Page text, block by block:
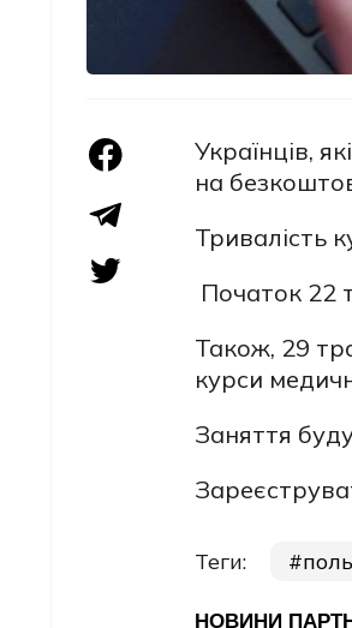
Українців,
на
Тривалість
Початок 22
Також, 29
курси
Заняття
Теги: